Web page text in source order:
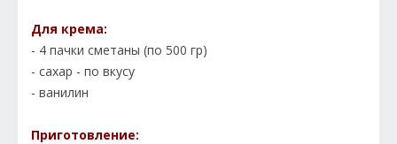
Для крема:
- 4 пачки сметаны (по 500 гр)
- сахар - по вкусу
- ванилин
Приготовление: